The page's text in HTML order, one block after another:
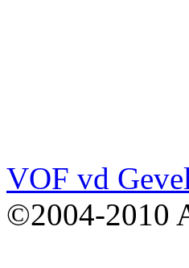
VOF vd Gevel
©2004-2010